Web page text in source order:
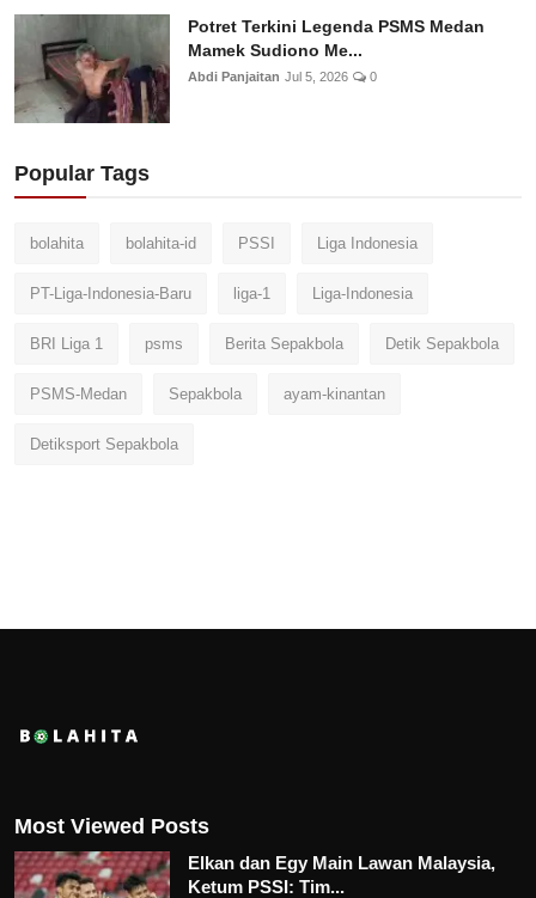
Potret Terkini Legenda PSMS Medan
Mamek Sudiono Me...
Abdi Panjaitan Jul 5, 2026 0
Popular Tags
bolahita bolahita-id PSSI Liga Indonesia
PT-Liga-Indonesia-Baru liga-1 Liga-Indonesia
BRI Liga 1 psms Berita Sepakbola Detik Sepakbola
PSMS-Medan Sepakbola ayam-kinantan
Detiksport Sepakbola
Most Viewed Posts
Elkan dan Egy Main Lawan Malaysia,
Ketum PSSI: Tim...